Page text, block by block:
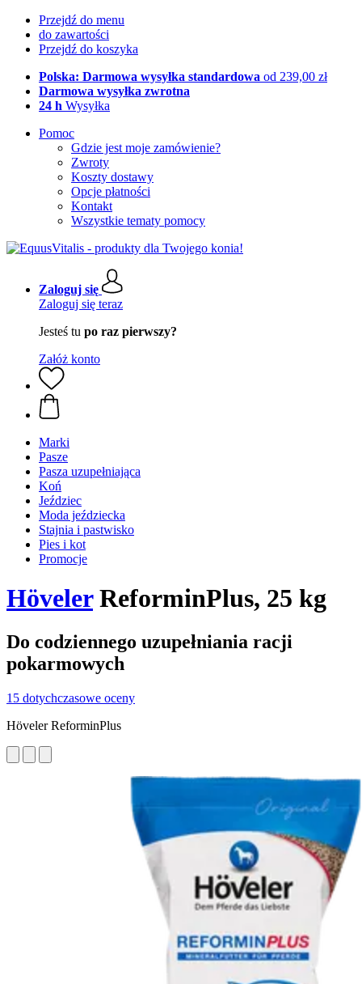
Przejdź do menu
do zawartości
Przejdź do koszyka
Polska: Darmowa wysyłka standardowa od 239,00 zł
Darmowa wysyłka zwrotna
24 h Wysyłka
Pomoc
Gdzie jest moje zamówienie?
Zwroty
Koszty dostawy
Opcje płatności
Kontakt
Wszystkie tematy pomocy
Zaloguj się
Zaloguj się teraz
Jesteś tu po raz pierwszy?
Załóż konto
Marki
Pasze
Pasza uzupełniająca
Koń
Jeździec
Moda jeździecka
Stajnia i pastwisko
Pies i kot
Promocje
HövelerReforminPlus, 25 kg
Do codziennego uzupełniania racji
pokarmowych
15 dotychczasowe oceny
Höveler ReforminPlus